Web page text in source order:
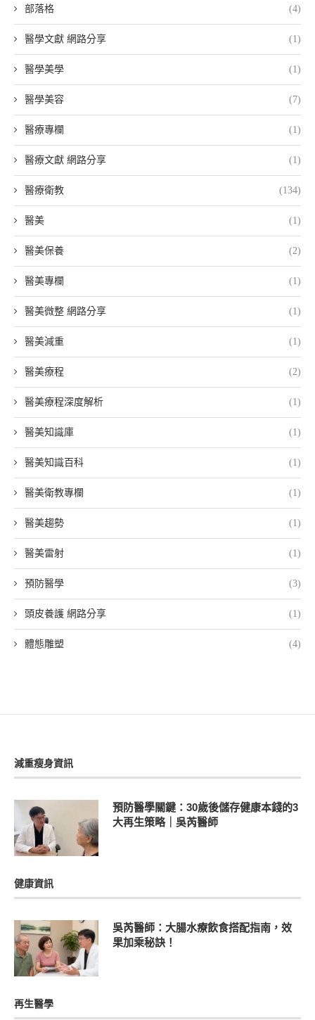
部落格 (4)
醫學文獻 網路分享 (1)
醫學美學 (1)
醫學美容 (7)
醫療專欄 (1)
醫療文獻 網路分享 (1)
醫療衛教 (134)
醫美 (1)
醫美保養 (2)
醫美專欄 (1)
醫美微整 網路分享 (1)
醫美減重 (1)
醫美療程 (2)
醫美療程深度解析 (1)
醫美知識庫 (1)
醫美知識百科 (1)
醫美衛教專欄 (1)
醫美趨勢 (1)
醫美雷射 (1)
預防醫學 (3)
頭皮養護 網路分享 (1)
體態雕塑 (4)
減重瘦身資訊
預防醫學關鍵：30歲後儲存健康本錢的3
大再生策略｜吳芮醫師
健康資訊
吳芮醫師：大腸水療飲食搭配指南，效
果加乘秘訣！
再生醫學